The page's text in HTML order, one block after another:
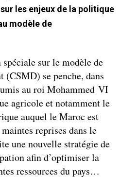
les enjeux de la politique
modèle de
sur le modèle de
(CSMD) se penche, dans
au roi Mohammed VI
agricole et notamment le
auquel le Maroc est
reprises dans le
une nouvelle stratégie de
afin d’optimiser la
ressources du pays…